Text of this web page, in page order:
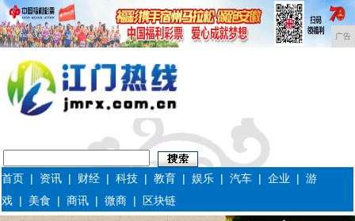
广告
首页 | 资讯 | 财经 |科技 |教育 |娱乐 |汽车 |企业 |游
戏 | 美食 |商讯 |微商 | 区块链